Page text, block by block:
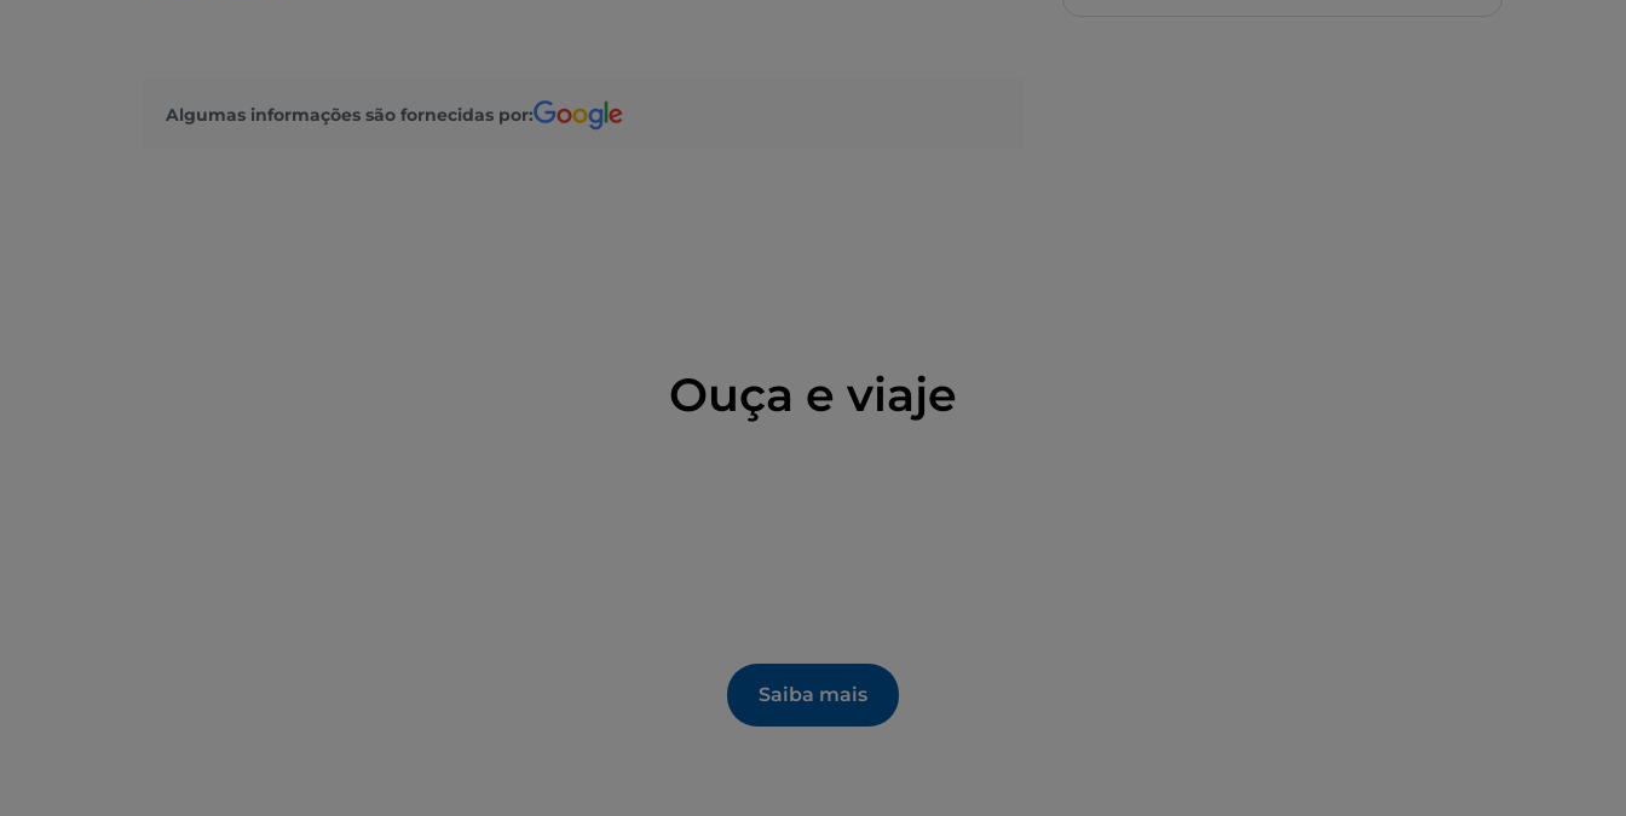
Algumas informações são fornecidas por:
Ouça e viaje
Saiba mais